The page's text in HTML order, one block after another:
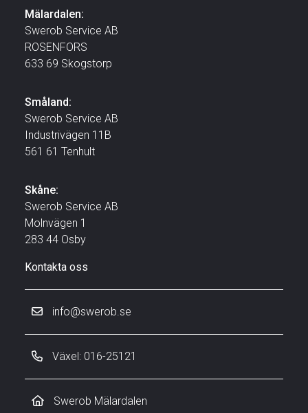
Mälardalen:
Swerob Service AB
ROSENFORS
633 69 Skogstorp
Småland:
Swerob Service AB
Industrivägen 11B
561 61 Tenhult
Skåne:
Swerob Service AB
Molnvägen 1
283 44 Osby
Kontakta oss
info@swerob.se
Växel: 016-25121
Swerob Mälardalen